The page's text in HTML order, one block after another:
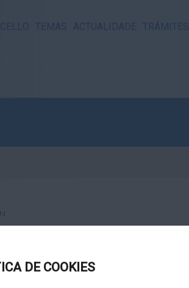
TEMAS ACTUALIDADE TRÁMITES
DE COOKIES
Cl@ve. Pulse no logotipo